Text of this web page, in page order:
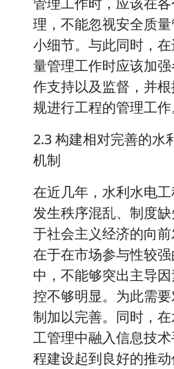
理，不能忽视安全质
小细节。与此同时，
量管理工作时应该加
作支持以及监督，并
规进行工程的管理工作
2.3 构建相对完善的水
机制
在近几年，水利水电
发生秩序混乱、制度
于社会主义经济的向
在于在市场参与性较
中，不能够突出主导
控不够明显。为此需
制加以完善。同时，
工管理中融入信息技
程建设起到良好的推